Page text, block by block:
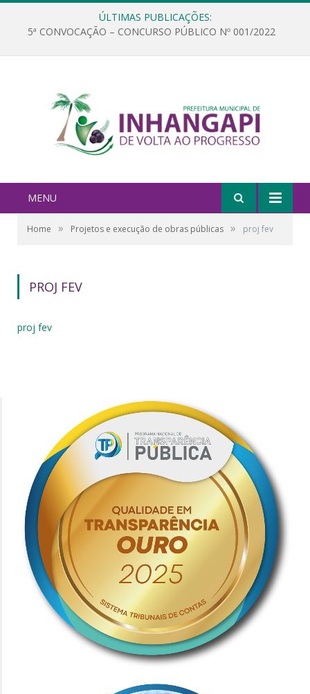
ÚLTIMAS PUBLICAÇÕES:
5ª CONVOCAÇÃO – CONCURSO PÚBLICO Nº 001/2022
MENU
Home » Projetos e execução de obras públicas » proj fev
PROJ FEV
proj fev